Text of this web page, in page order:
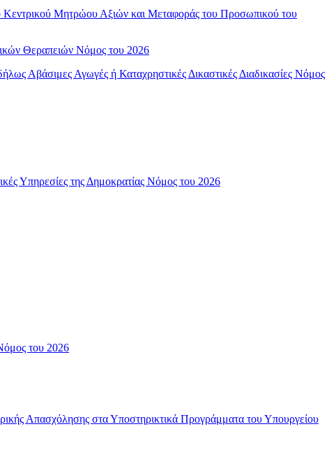
Κεντρικού Μητρώου Αξιών και Μεταφοράς του Προσωπικού του
Θεραπειών Νόμος του 2026
Αβάσιμες Αγωγές ή Καταχρηστικές Δικαστικές Διαδικασίες Νόμος
Υπηρεσίες της Δημοκρατίας Νόμος του 2026
του 2026
Απασχόλησης στα Υποστηρικτικά Προγράμματα του Υπουργείου